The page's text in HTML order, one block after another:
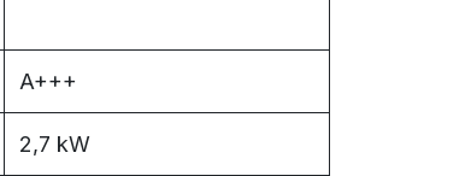
A+++
2,7 kW